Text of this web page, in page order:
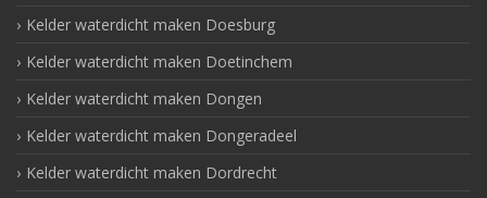
Kelder waterdicht maken Doesburg
Kelder waterdicht maken Doetinchem
Kelder waterdicht maken Dongen
Kelder waterdicht maken Dongeradeel
Kelder waterdicht maken Dordrecht